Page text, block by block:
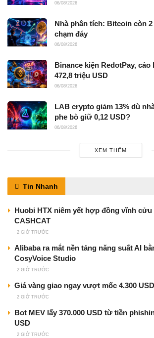
06/08/2026
Nhà phân tích: Bitcoin còn
chạm đáy
06/08/2026
Binance kiện RedotPay,
472,8 triệu USD
06/08/2026
LAB crypto giảm 13% dù
phe bò giữ 0,12 USD?
06/08/2026
XEM THÊM
Tin Nhanh
Huobi HTX niêm yết hợp đồng vĩnh cửu
CASHCAT
2 GIỜ TRƯỚC
Alibaba ra mắt nền tảng năng suất AI
CosyVoice Studio
2 GIỜ TRƯỚC
Giá vàng giao ngay vượt mốc 4.300 USD
2 GIỜ TRƯỚC
Bot MEV lấy 370.000 USD từ tiền
USD
2 GIỜ TRƯỚC